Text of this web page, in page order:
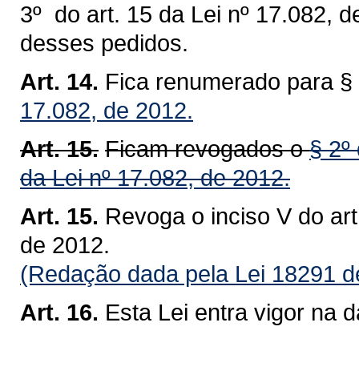
3º do art. 15 da Lei nº 17.082,
desses pedidos.
Art. 14. Fica renumerado para
17.082, de 2012.
Art. 15. Ficam revogados o§
da Lei nº 17.082, de 2012.
Art. 15. Revoga o inciso V do
de 2012.
(Redação dada pela Lei 18291
Art. 16. Esta Lei entra vigor na